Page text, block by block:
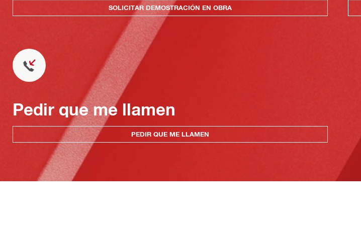
SOLICITAR DEMOSTRACIÓN EN OBRA
Pedir que me llamen
PEDIR QUE ME LLAMEN